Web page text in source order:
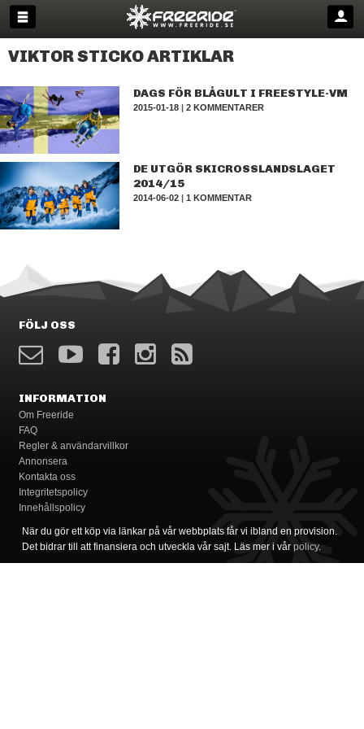
VIKTOR STICKO ARTIKLAR
DAGS FÖR BLÅGULT I FREESTYLE-VM
2015-01-18 |2 KOMMENTARER
DE UTGÖR SKICROSSLANDSLAGET
2014/15
2014-06-02 |1 KOMMENTAR
FÖLJ OSS
INFORMATION
Om Freeride
FAQ
Regler & användarvillkor
Annonsera
Kontakta oss
Integritetspolicy
Innehållspolicy
När du gör ett köp via länkar på vår webbplats får vi ibland en provision.
Det bidrar till att finansiera och utveckla vår sajt. Läs mer i vår policy.